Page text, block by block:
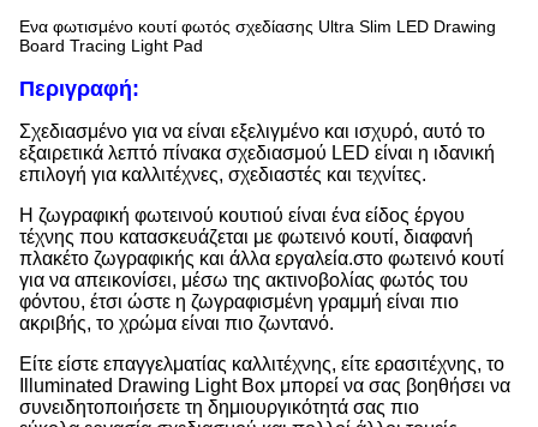
Ενα φωτισμένο κουτί φωτός σχεδίασης Ultra Slim LED Drawing
Board Tracing Light Pad
Περιγραφή:
Σχεδιασμένο για να είναι εξελιγμένο και ισχυρό, αυτό το
εξαιρετικά λεπτό πίνακα σχεδιασμού LED είναι η ιδανική
επιλογή για καλλιτέχνες, σχεδιαστές και τεχνίτες.
Η ζωγραφική φωτεινού κουτιού είναι ένα είδος έργου
τέχνης που κατασκευάζεται με φωτεινό κουτί, διαφανή
πλακέτο ζωγραφικής και άλλα εργαλεία.στο φωτεινό κουτί
για να απεικονίσει, μέσω της ακτινοβολίας φωτός του
φόντου, έτσι ώστε η ζωγραφισμένη γραμμή είναι πιο
ακριβής, το χρώμα είναι πιο ζωντανό.
Είτε είστε επαγγελματίας καλλιτέχνης, είτε ερασιτέχνης, το
Illuminated Drawing Light Box μπορεί να σας βοηθήσει να
συνειδητοποιήσετε τη δημιουργικότητά σας πιο